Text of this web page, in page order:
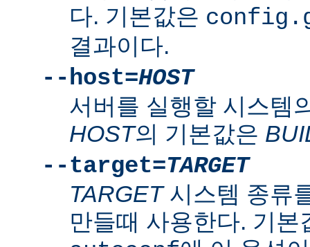
다. 기본값은
결과이다.
--host=HOST
서버를 실행할 시스템
HOST의 기본값은
--target=TARGET
TARGET시스템 종류
만들때 사용한다. 기